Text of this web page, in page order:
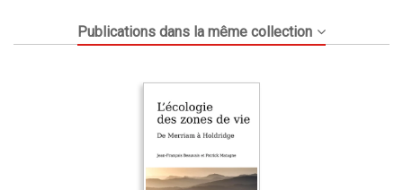
Publications dans la même collection